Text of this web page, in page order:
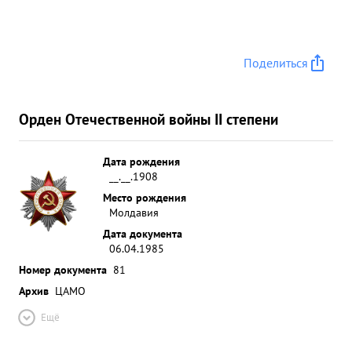
Поделиться
Орден Отечественной войны II степени
Дата рождения
__.__.1908
Место рождения
Молдавия
Дата документа
06.04.1985
Номер документа 81
Архив ЦАМО
Ещё